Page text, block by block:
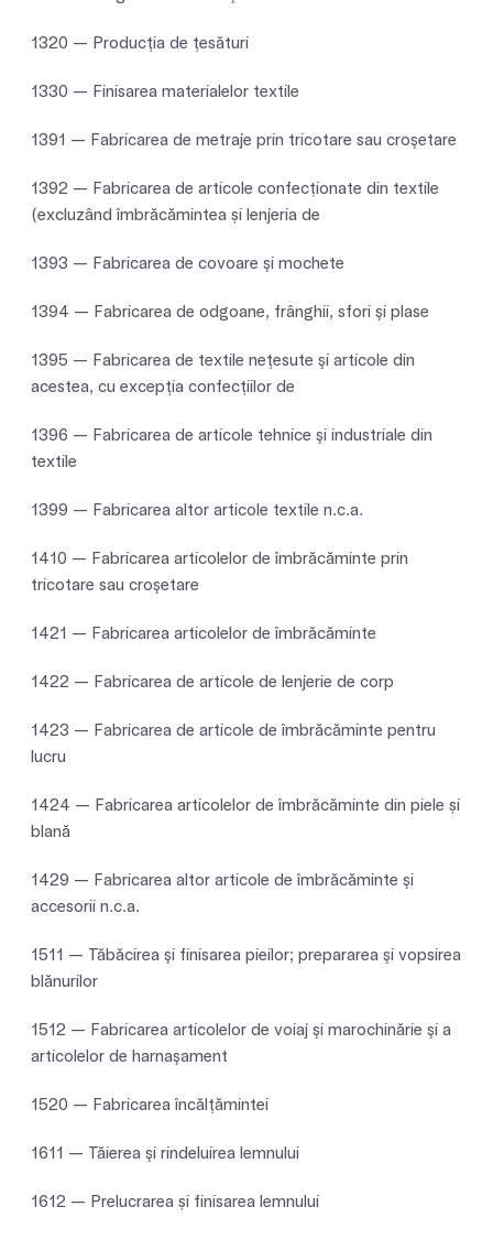
1320 — Producţia de ţesături
1330 — Finisarea materialelor textile
1391 — Fabricarea de metraje prin tricotare sau croşetare
1392 — Fabricarea de articole confecționate din textile
(excluzând îmbrăcămintea și lenjeria de
1393 — Fabricarea de covoare şi mochete
1394 — Fabricarea de odgoane, frânghii, sfori şi plase
1395 — Fabricarea de textile neţesute şi articole din
acestea, cu excepţia confecţiilor de
1396 — Fabricarea de articole tehnice şi industriale din
textile
1399 — Fabricarea altor articole textile n.c.a.
1410 — Fabricarea articolelor de îmbrăcăminte prin
tricotare sau croşetare
1421 — Fabricarea articolelor de îmbrăcăminte
1422 — Fabricarea de articole de lenjerie de corp
1423 — Fabricarea de articole de îmbrăcăminte pentru
lucru
1424 — Fabricarea articolelor de îmbrăcăminte din piele și
blană
1429 — Fabricarea altor articole de îmbrăcăminte şi
accesorii n.c.a.
1511 — Tăbăcirea şi finisarea pieilor; prepararea şi vopsirea
blănurilor
1512 — Fabricarea articolelor de voiaj şi marochinărie şi a
articolelor de harnaşament
1520 — Fabricarea încălţămintei
1611 — Tăierea şi rindeluirea lemnului
1612 — Prelucrarea și finisarea lemnului